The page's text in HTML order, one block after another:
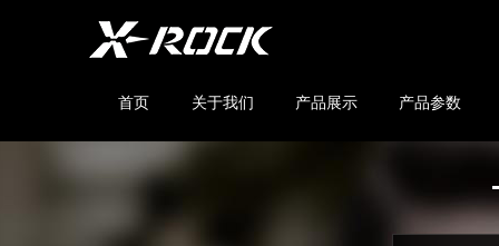
首页 关于我们 产品展示 产品参数